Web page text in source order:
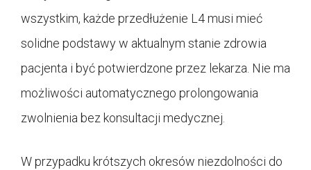
wszystkim, każde przedłużenie L4 musi mieć
solidne podstawy w aktualnym stanie zdrowia
pacjenta i być potwierdzone przez lekarza. Nie ma
możliwości automatycznego prolongowania
zwolnienia bez konsultacji medycznej.
W przypadku krótszych okresów niezdolności do